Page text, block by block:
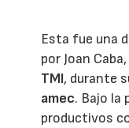
Esta fue una
por Joan
TMI, durante
amec. Bajo la
productivos